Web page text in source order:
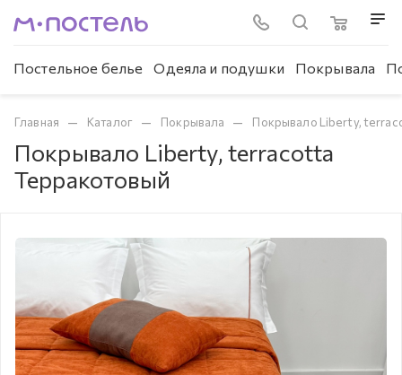
Постельное белье Одеяла и подушки Покрывала
Главная — Каталог — Покрывала — Покрывало Liberty,
Покрывало Liberty, terracotta
Терракотовый